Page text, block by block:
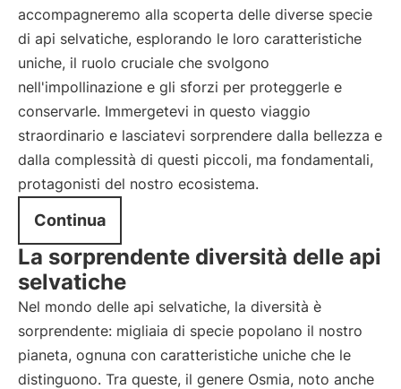
accompagneremo alla scoperta delle diverse specie
di api selvatiche, esplorando le loro caratteristiche
uniche, il ruolo cruciale che svolgono
nell'impollinazione e gli sforzi per proteggerle e
conservarle. Immergetevi in questo viaggio
straordinario e lasciatevi sorprendere dalla bellezza e
dalla complessità di questi piccoli, ma fondamentali,
protagonisti del nostro ecosistema.
Continua
La sorprendente diversità delle api
selvatiche
Nel mondo delle api selvatiche, la diversità è
sorprendente: migliaia di specie popolano il nostro
pianeta, ognuna con caratteristiche uniche che le
distinguono. Tra queste, il genere Osmia, noto anche